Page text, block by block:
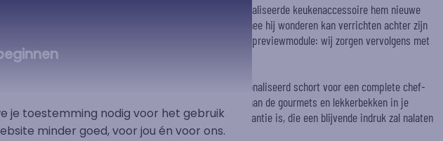
kleren maken de man niet! Maar misschien zal dit gepersonaliseerde keukenaccessoire hem nieuwe
inspiraties brengen en dat vleugje zelfvertrouwen waarmee hij wonderen kan verrichten achter zijn
Visualiseer je inscriptie op de muts met behulp van onze previewmodule: wij zorgen vervolgens met
zorg voor de borduring.
deze muts indien gewenst met een bijpassend gepersonaliseerd schort voor een complete chef-
Wij bieden talrijke modellen om ideale cadeaus te schenken aan de gourmets en lekkerbekken in je
Een attentie die tegelijk praktisch, origineel en vol elegantie is, die een blijvende indruk zal nalaten
mooie momenten in de keuken zal vergezellen.
je toestemming nodig voor het gebruik
minder goed, voor jou én voor ons.